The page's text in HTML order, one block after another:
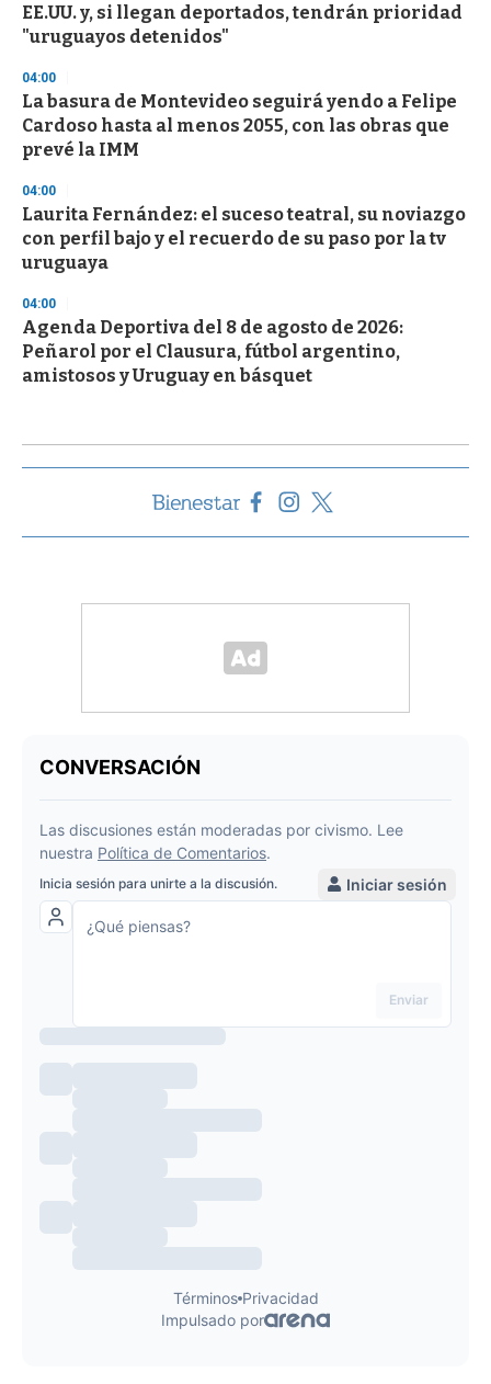
EE.UU. y, si llegan deportados, tendrán prioridad
"uruguayos detenidos"
04:00
La basura de Montevideo seguirá yendo a Felipe
Cardoso hasta al menos 2055, con las obras que
prevé la IMM
04:00
Laurita Fernández: el suceso teatral, su noviazgo
con perfil bajo y el recuerdo de su paso por la tv
uruguaya
04:00
Agenda Deportiva del 8 de agosto de 2026:
Peñarol por el Clausura, fútbol argentino,
amistosos y Uruguay en básquet